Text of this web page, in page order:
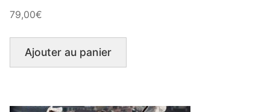
79,00€
Ajouter au panier